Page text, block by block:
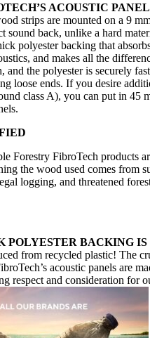
ACOUSTIC
strips are mounted on a 9
sound back, unlike a hard
polyester backing that
and makes all the
and the polyester is securely
loose ends. If you desire
class A), you can put in 45
Forestry FibroTech products
the wood used comes from
logging, and threatened
POLYESTER BACKING IS
from recycled plastic! The
acoustic panels are
respect and consideration for